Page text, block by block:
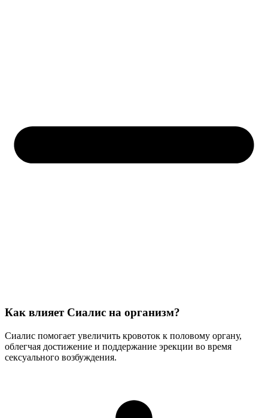
Как влияет Сиалис на организм?
Сиалис помогает увеличить кровоток к половому органу,
облегчая достижение и поддержание эрекции во время
сексуального возбуждения.